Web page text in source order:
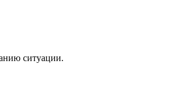
ситуации.